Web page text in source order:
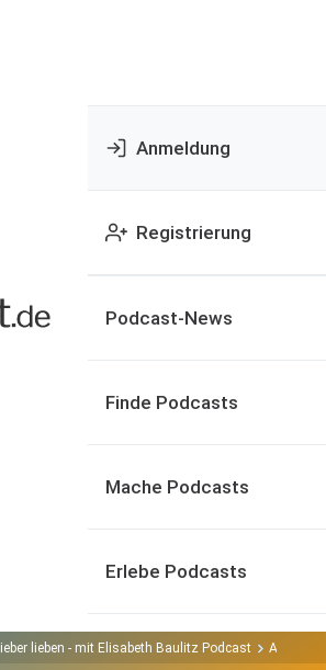
Anmeldung
Registrierung
Podcast-News
Finde Podcasts
Mache Podcasts
Erlebe Podcasts
lieber lieben - mit Elisabeth Baulitz Podcast Archiv